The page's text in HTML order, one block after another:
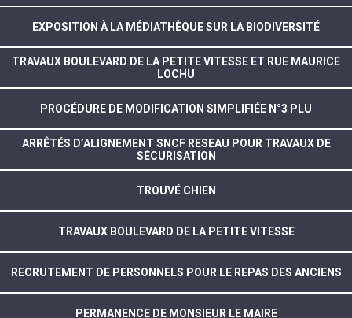
EXPOSITION À LA MÉDIATHÈQUE SUR LA BIODIVERSITÉ
TRAVAUX BOULEVARD DE LA PETITE VITESSE ET RUE MAURICE
LOCHU
PROCÉDURE DE MODIFICATION SIMPLIFIÉE N°3 PLU
ARRÊTÉS D’ALIGNEMENT SNCF RESEAU POUR TRAVAUX DE
SÉCURISATION
TROUVÉ CHIEN
TRAVAUX BOULEVARD DE LA PETITE VITESSE
RECRUTEMENT DE PERSONNELS POUR LE REPAS DES ANCIENS
PERMANENCE DE MONSIEUR LE MAIRE